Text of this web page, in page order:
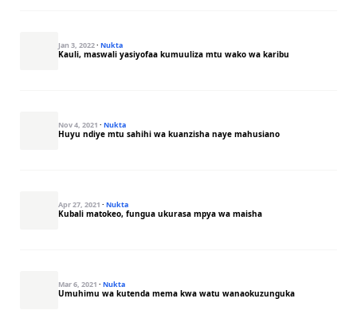
Jan 3, 2022· Nukta
Kauli, maswali yasiyofaa kumuuliza mtu wako wa karibu
Nov 4, 2021 · Nukta
Huyu ndiye mtu sahihi wa kuanzisha naye mahusiano
Apr 27, 2021 · Nukta
Kubali matokeo, fungua ukurasa mpya wa maisha
Mar 6, 2021 · Nukta
Umuhimu wa kutenda mema kwa watu wanaokuzunguka